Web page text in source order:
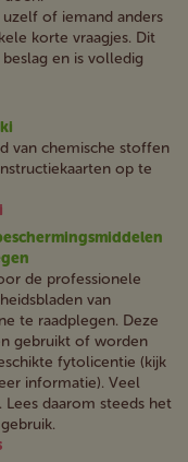
of iemand anders
korte vraagjes. Dit
en is volledig
van chemische stoffen
op te
de professionele
van
te raadplegen. Deze
gebruikt of worden
fytolicentie (kijk
informatie). Veel
daarom steeds het